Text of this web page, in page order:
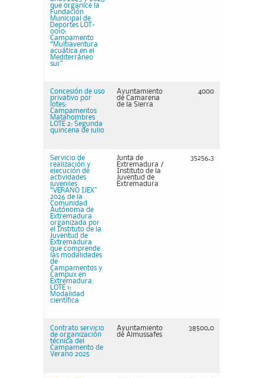
que organice la
Fundación
Municipal de
Deportes LOT-
0010:
Campamento
“Multiaventura
acuática en el
Mediterráneo
sur”
Concesión de uso
privativo por
lotes:
Campamentos
Matahombres
LOTE 2: Segunda
quincena de julio
Ayuntamiento
de Camarena
de la Sierra
4000
Servicio de
realización y
ejecución de
actividades
juveniles
“VERANO IJEX”
2026 de la
Comunidad
Autónoma de
Extremadura
organizada por
el Instituto de la
Juventud de
Extremadura
que comprende
las modalidades
de
Campamentos y
Campux en
Extremadura.
LOTE 1:
Modalidad
científica
Junta de
Extremadura /
Instituto de la
Juventud de
Extremadura
35256,3
Contrato servicio
de organización
técnica del
Campamento de
Verano 2025
Ayuntamiento
de Almussafes
38500,0